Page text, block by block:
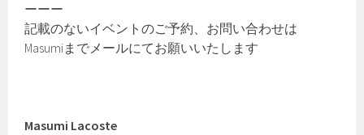
ーーー
記載のないイベントのご予約、お問い合わせは
Masumiまでメールにてお願いいたします
Masumi Lacoste